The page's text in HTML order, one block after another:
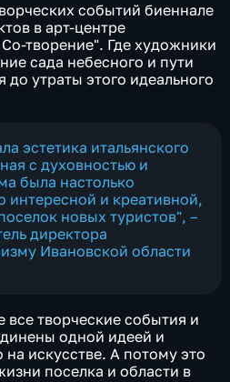
событий биеннале
в арт-центре
творение". Где художники
сада небесного и пути
до утраты этого идеального
эстетика итальянского
с духовностью и
была настолько
интересной и креативной,
новых туристов", –
директора
Ивановской области
творческие события и
одной идеей и
искусстве. А потому это
поселка и области в